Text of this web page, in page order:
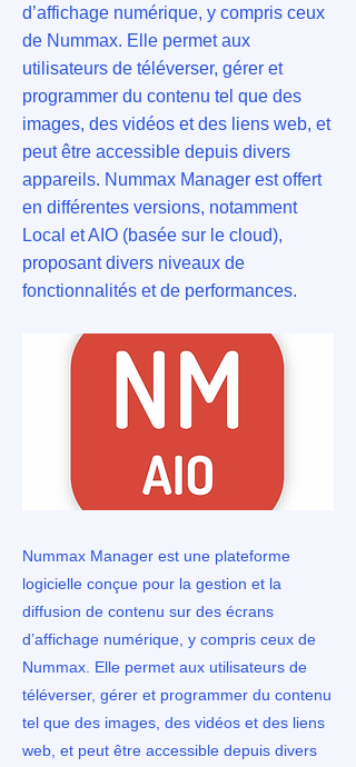
d’affichage numérique, y compris ceux
de Nummax. Elle permet aux
utilisateurs de téléverser, gérer et
programmer du contenu tel que des
images, des vidéos et des liens web, et
peut être accessible depuis divers
appareils. Nummax Manager est offert
en différentes versions, notamment
Local et AIO (basée sur le cloud),
proposant divers niveaux de
fonctionnalités et de performances.
Nummax Manager est une plateforme
logicielle conçue pour la gestion et la
diffusion de contenu sur des écrans
d’affichage numérique, y compris ceux de
Nummax. Elle permet aux utilisateurs de
téléverser, gérer et programmer du contenu
tel que des images, des vidéos et des liens
web, et peut être accessible depuis divers